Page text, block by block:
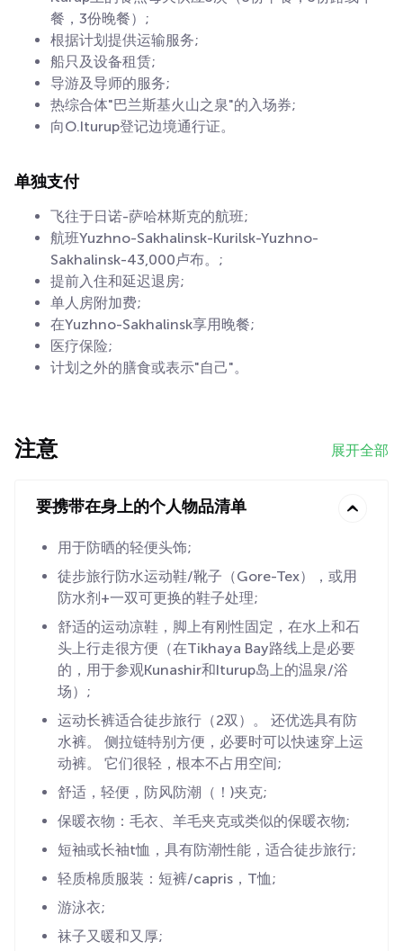
餐，3份晚餐）;
根据计划提供运输服务;
船只及设备租赁;
导游及导师的服务;
热综合体"巴兰斯基火山之泉"的入场券;
向O.Iturup登记边境通行证。
单独支付
飞往于日诺-萨哈林斯克的航班;
航班Yuzhno-Sakhalinsk-Kurilsk-Yuzhno-
Sakhalinsk-43,000卢布。;
提前入住和延迟退房;
单人房附加费;
在Yuzhno-Sakhalinsk享用晚餐;
医疗保险;
计划之外的膳食或表示"自己"。
注意 展开全部
要携带在身上的个人物品清单
用于防晒的轻便头饰;
徒步旅行防水运动鞋/靴子（Gore-Tex），或用
防水剂+一双可更换的鞋子处理;
舒适的运动凉鞋，脚上有刚性固定，在水上和石
头上行走很方便（在Tikhaya Bay路线上是必要
的，用于参观Kunashir和Iturup岛上的温泉/浴
场）;
运动长裤适合徒步旅行（2双）。 还优选具有防
水裤。 侧拉链特别方便，必要时可以快速穿上运
动裤。 它们很轻，根本不占用空间;
舒适，轻便，防风防潮（！)夹克;
保暖衣物：毛衣、羊毛夹克或类似的保暖衣物;
短袖或长袖t恤，具有防潮性能，适合徒步旅行;
轻质棉质服装：短裤/capris，T恤;
游泳衣;
袜子又暖和又厚;